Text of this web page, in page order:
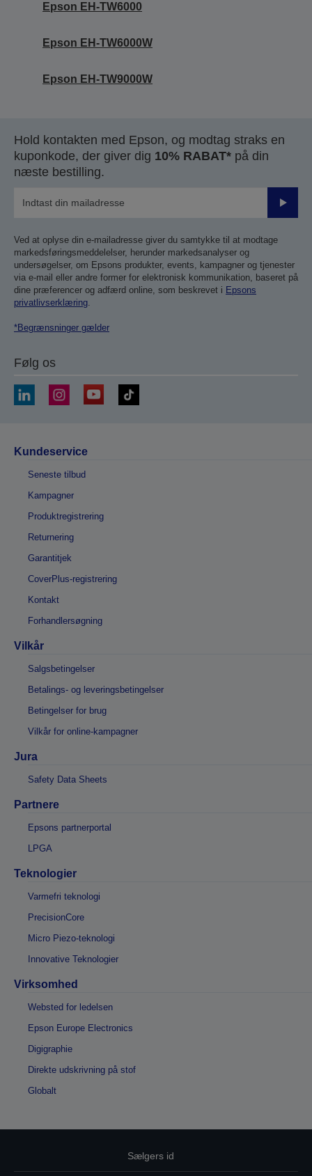
Epson EH-TW6000
Epson EH-TW6000W
Epson EH-TW9000W
Hold kontakten med Epson, og modtag straks en
kuponkode, der giver dig 10% RABAT* på din
næste bestilling.
Send
Ved at oplyse din e-mailadresse giver du samtykke til at modtage
markedsføringsmeddelelser, herunder markedsanalyser og
undersøgelser, om Epsons produkter, events, kampagner og tjenester
via e-mail eller andre former for elektronisk kommunikation, baseret på
dine præferencer og adfærd online, som beskrevet i Epsons
privatlivserklæring.
*Begrænsninger gælder
Følg os
Kundeservice
Seneste tilbud
Kampagner
Produktregistrering
Returnering
Garantitjek
CoverPlus-registrering
Kontakt
Forhandlersøgning
Vilkår
Salgsbetingelser
Betalings- og leveringsbetingelser
Betingelser for brug
Vilkår for online-kampagner
Jura
Safety Data Sheets
Partnere
Epsons partnerportal
LPGA
Teknologier
Varmefri teknologi
PrecisionCore
Micro Piezo-teknologi
Innovative Teknologier
Virksomhed
Websted for ledelsen
Epson Europe Electronics
Digigraphie
Direkte udskrivning på stof
Globalt
Sælgers id